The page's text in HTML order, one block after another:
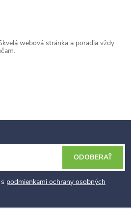
webová stránka a poradia vždy
podmienkami ochrany osobných
ODOBERAŤ